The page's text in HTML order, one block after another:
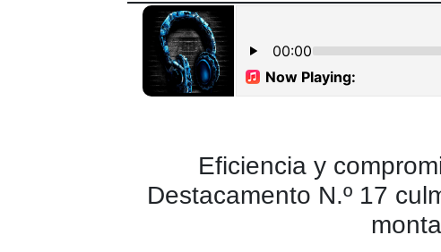
Eficiencia y
Destacamento N.º 17